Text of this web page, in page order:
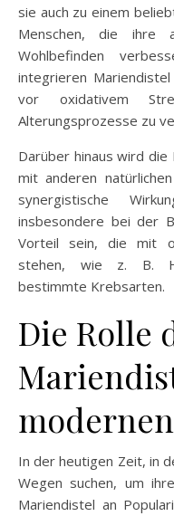
sie auch zu einem
Menschen, die ihre
Wohlbefinden
integrieren
vor oxidativem
Alterungsprozesse zu
Darüber hinaus wird
mit anderen
synergistische
insbesondere bei der
Vorteil sein, die mit
stehen, wie z. B.
bestimmte Krebsarten.
Die Rolle
In der heutigen Zeit, in
Wegen suchen, um
Mariendistel an